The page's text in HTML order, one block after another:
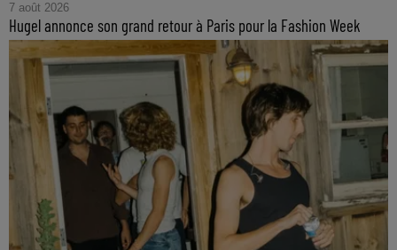
7 août 2026
Hugel annonce son grand retour à Paris pour la Fashion Week